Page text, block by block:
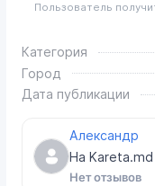
Пользователь
Категория
Город
Дата публикации
Александр
На Kareta.md
Нет отзывов